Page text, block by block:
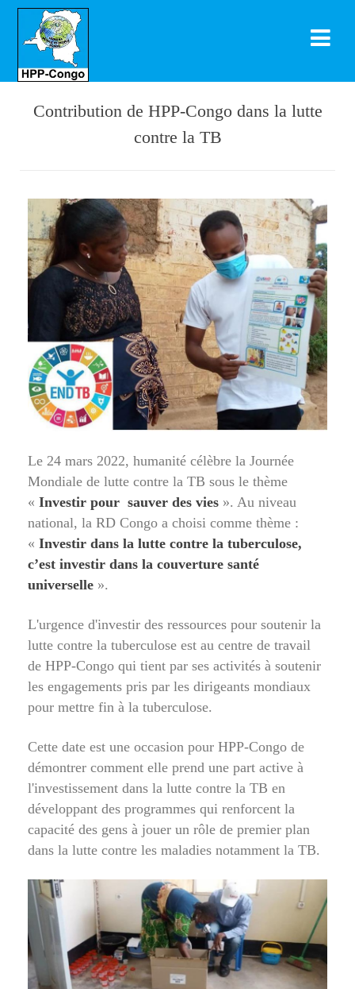
Contribution de HPP-Congo dans la lutte
contre la TB
Le 24 mars 2022, humanité célèbre la Journée
Mondiale de lutte contre la TB sous le thème
« Investir pour sauver des vies ». Au niveau
national, la RD Congo a choisi comme thème :
« Investir dans la lutte contre la tuberculose,
c’est investir dans la couverture santé
universelle ».
L'urgence d'investir des ressources pour soutenir la
lutte contre la tuberculose est au centre de travail
de HPP-Congo qui tient par ses activités à soutenir
les engagements pris par les dirigeants mondiaux
pour mettre fin à la tuberculose.
Cette date est une occasion pour HPP-Congo de
démontrer comment elle prend une part active à
l'investissement dans la lutte contre la TB en
développant des programmes qui renforcent la
capacité des gens à jouer un rôle de premier plan
dans la lutte contre les maladies notamment la TB.